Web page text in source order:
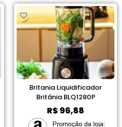
Britania Liquidificador
Britânia BLQ1280P
R$96,88